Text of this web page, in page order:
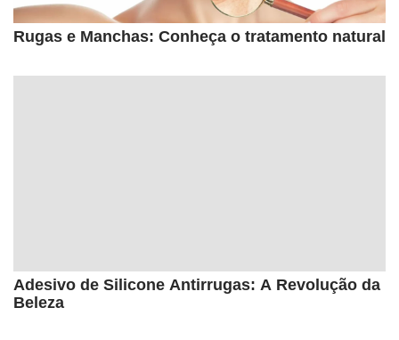
Rugas e Manchas: Conheça o tratamento natural
Adesivo de Silicone Antirrugas: A Revolução da
Beleza